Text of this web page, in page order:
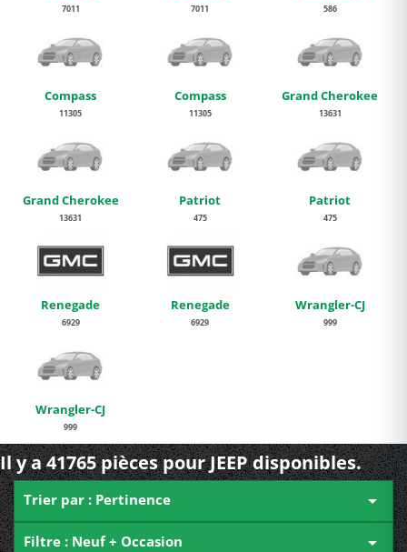
7011 7011 586
Compass
11305
Compass
11305
Grand Cherokee
13631
Grand Cherokee
13631
Patriot
475
Patriot
475
Renegade
6929
Renegade
6929
Wrangler-CJ
999
Wrangler-CJ
999
Il y a 41765 pièces pour JEEP disponibles.
Trier par : Pertinence 
Filtre : Neuf + Occasion 